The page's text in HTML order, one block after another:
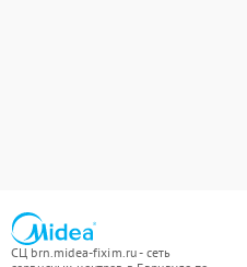
СЦ brn.midea-fixim.ru - сеть